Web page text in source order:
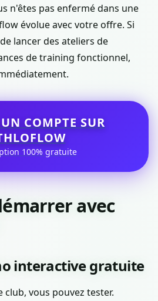
n'êtes pas enfermé dans une
évolue avec votre offre. Si
lancer des ateliers de
de training fonctionnel,
COMPTE SUR
100% gratuite
avec
interactive gratuite
vous pouvez tester.